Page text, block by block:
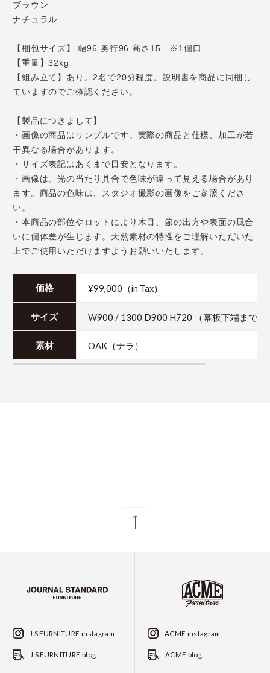
ブラウン
ナチュラル
【梱包サイズ】 幅96 奥行96 高さ15 ※1個口
【重量】32kg
【組み立て】あり。2名で20分程度。説明書を商品に同梱し
ていますのでご確認ください。
【製品につきまして】
・画像の商品はサンプルです。実際の商品と仕様、加工が若
干異なる場合があります。
・サイズ表記はあくまで目安となります。
・画像は、光の当たり具合で色味が違って見える場合があり
ます。商品の色味は、スタジオ撮影の画像をご参照くださ
い。
・本商品の部位やロットにより木目、節の出方や表面の風合
いに個体差が生じます。天然素材の特性をご理解いただいた
上でご使用いただけますようお願いいたします。
価格 ¥99,000（in Tax）
サイズ W900 / 1300 D900 H720 （幕板下端までの
素材 OAK（ナラ）
J.S.FURNITURE instagram
J.S.FURNITURE blog
ACME instagram
ACME blog